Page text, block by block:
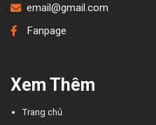
email@gmail.com
Fanpage
Xem Thêm
Trang chủ